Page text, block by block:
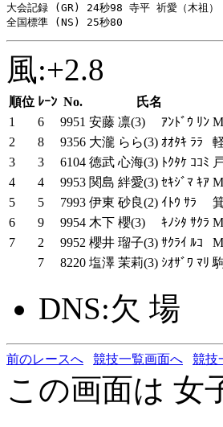
大会記録 (GR) 24秒98 寺平 祈愛（木祖
風:+2.8
順位 ﾚｰﾝ No. 氏名
1
6 9951 安藤 凛(3) ｱﾝﾄﾞｳ ﾘﾝ
2
8 9356 大瀧 らら(3) ｵｵﾀｷ ﾗﾗ
3
3 6104 徳武 心海(3) ﾄｸﾀｹ ｺｺﾐ
4
4 9953 関島 絆愛(3) ｾｷｼﾞﾏ ｷｱ
5
5 7993 伊東 砂良(2) ｲﾄｳ ｻﾗ
6
9 9954 木下 櫻(3) ｷﾉｼﾀ ｻｸﾗ
7
2 9952 櫻井 瑠子(3) ｻｸﾗｲ ﾙｺ
7
8220 塩澤 茉莉(3) ｼｵｻﾞﾜ ﾏﾘ
DNS:欠 場
前のレースへ 競技一覧画面へ 競技
この画面は 女